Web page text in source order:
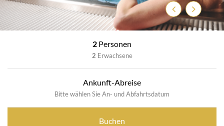
Previous
Next
2 Personen
2 Erwachsene
Ankunft-Abreise
Bitte wählen Sie An- und Abfahrtsdatum
Buchen